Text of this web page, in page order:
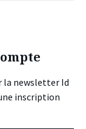
la newsletter Id
inscription